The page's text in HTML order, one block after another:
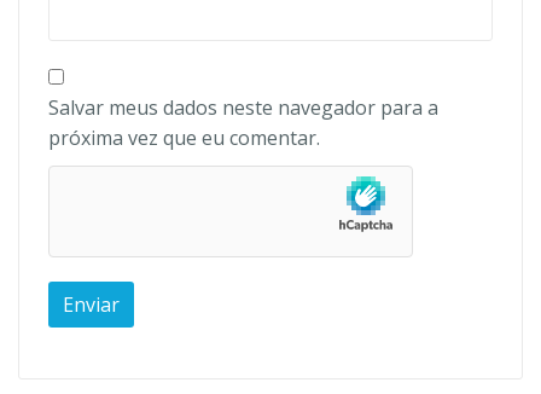
Salvar meus dados neste navegador para a
próxima vez que eu comentar.